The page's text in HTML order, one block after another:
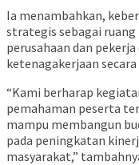
Ia menambahkan,
strategis sebagai
perusahaan dan
ketenagakerjaan
“Kami berharap
pemahaman peserta
mampu membangun
pada peningkatan
masyarakat,”